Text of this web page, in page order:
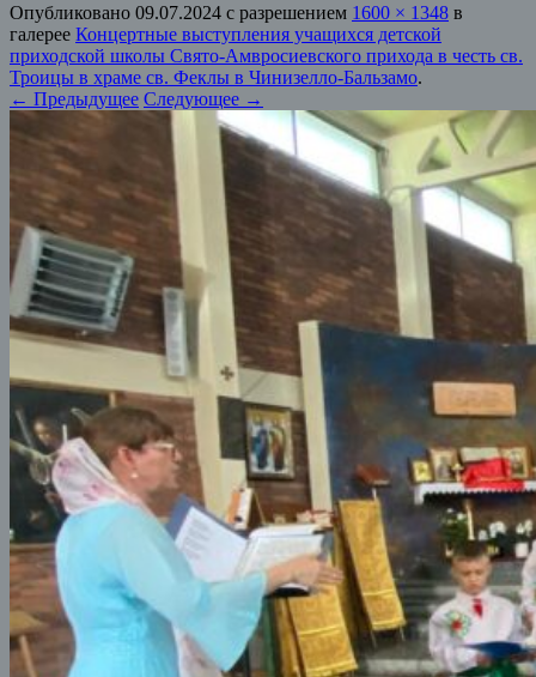
Опубликовано 09.07.2024 с разрешением 1600 × 1348 в
галерее Концертные выступления учащихся детской
приходской школы Свято-Амвросиевского прихода в честь св.
Троицы в храме св. Феклы в Чинизелло-Бальзамо.
← Предыдущее Следующее →